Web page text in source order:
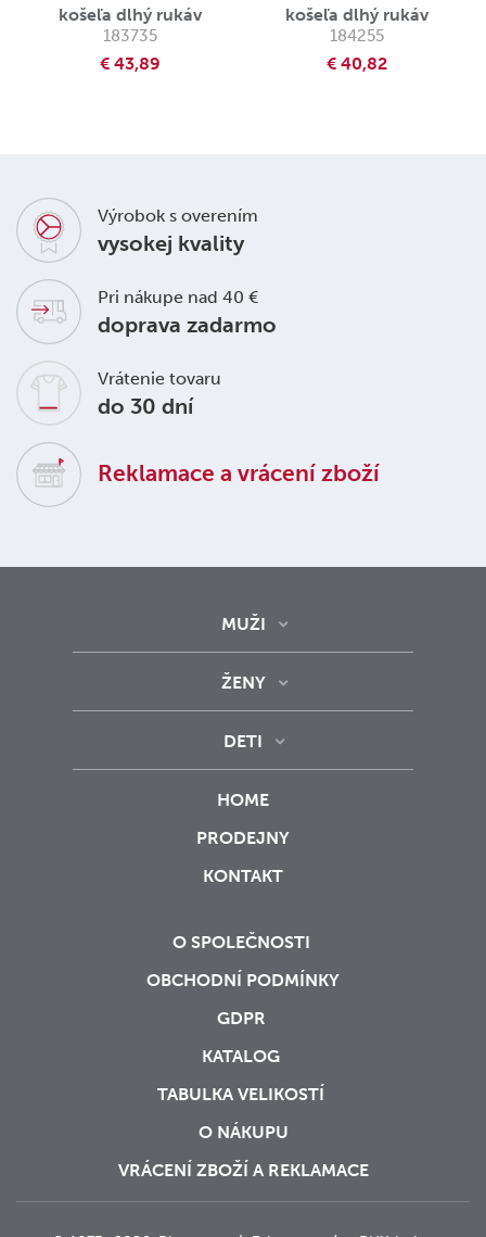
košeľa dlhý rukáv
183735
€ 43,89
košeľa dlhý rukáv
184255
€ 40,82
Výrobok s overením
vysokej kvality
Pri nákupe nad 40 €
doprava zadarmo
Vrátenie tovaru
do 30 dní
Reklamace a vrácení zboží
MUŽI
ŽENY
DETI
HOME
PRODEJNY
KONTAKT
O SPOLEČNOSTI
OBCHODNÍ PODMÍNKY
GDPR
KATALOG
TABULKA VELIKOSTÍ
O NÁKUPU
VRÁCENÍ ZBOŽÍ A REKLAMACE